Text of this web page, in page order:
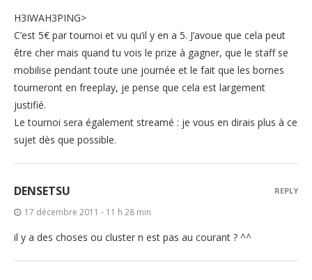
H3IWAH3PING>
C’est 5€ par tournoi et vu qu’il y en a 5. J’avoue que cela peut
être cher mais quand tu vois le prize à gagner, que le staff se
mobilise pendant toute une journée et le fait que les bornes
tourneront en freeplay, je pense que cela est largement
justifié.
Le tournoi sera également streamé : je vous en dirais plus à ce
sujet dès que possible.
DENSETSU
17 décembre 2011 - 11 h 28 min
il y a des choses ou cluster n est pas au courant ? ^^
REPLY